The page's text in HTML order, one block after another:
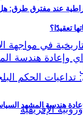
عند مفترق طرق:
تعقيدًا؟
هندسة المشهد